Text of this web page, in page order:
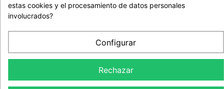
Tras la compra en nuestra web recibirás en tu email un
bono regalocon toda la información necesaria para
contactar con nuestro colaborador y disfrutar o
regalar la actividad.
24,90 €
estas cookies y el procesamiento de datos personales
involucrados?
Configurar
Rechazar